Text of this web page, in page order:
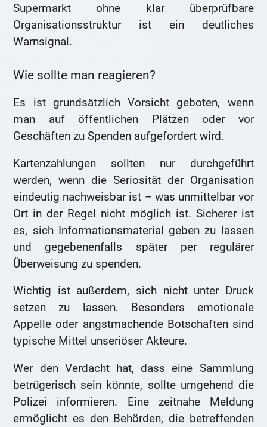
Supermarkt ohne klar überprüfbare
Organisationsstruktur ist ein deutliches
Warnsignal.
Wie sollte man reagieren?
Es ist grundsätzlich Vorsicht geboten, wenn
man auf öffentlichen Plätzen oder vor
Geschäften zu Spenden aufgefordert wird.
Kartenzahlungen sollten nur durchgeführt
werden, wenn die Seriosität der Organisation
eindeutig nachweisbar ist – was unmittelbar vor
Ort in der Regel nicht möglich ist. Sicherer ist
es, sich Informationsmaterial geben zu lassen
und gegebenenfalls später per regulärer
Überweisung zu spenden.
Wichtig ist außerdem, sich nicht unter Druck
setzen zu lassen. Besonders emotionale
Appelle oder angstmachende Botschaften sind
typische Mittel unseriöser Akteure.
Wer den Verdacht hat, dass eine Sammlung
betrügerisch sein könnte, sollte umgehend die
Polizei informieren. Eine zeitnahe Meldung
ermöglicht es den Behörden, die betreffenden